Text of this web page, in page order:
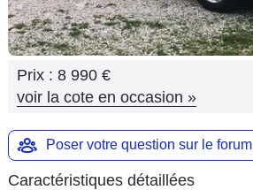
Forum
Moto
Marques
Prix : 8 990 €
voir la cote en occasion »
Poser votre question sur le forum
Caractéristiques détaillées